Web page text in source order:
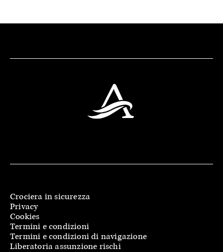
Crociera in sicurezza
Privacy
Cookies
Termini e condizioni
Termini e condizioni di navigazione
Liberatoria assunzione rischi